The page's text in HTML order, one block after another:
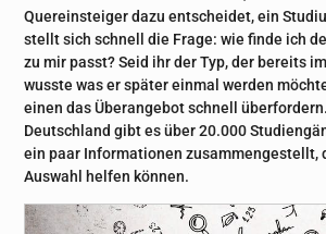
Quereinsteiger dazu entscheidet, ein
stellt sich schnell die Frage: wie finde ich
zu mir passt? Seid ihr der Typ, der bereits
wusste was er später einmal werden
einen das Überangebot schnell
Deutschland gibt es über 20.000
ein paar Informationen zusammengestellt,
Auswahl helfen können.